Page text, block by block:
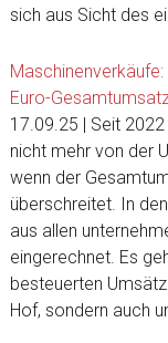
sich aus Sicht des
Euro-
17.09.25 | Seit
nicht mehr von der
wenn der
überschreitet. In
aus allen
eingerechnet. Es
besteuerten
Hof, sondern auch